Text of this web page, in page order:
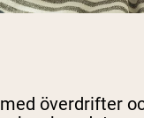
överdrifter